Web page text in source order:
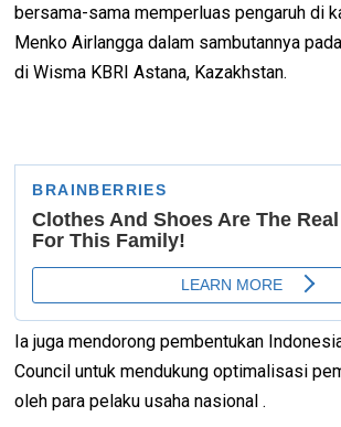
bersama-sama memperluas pengaruh di
Menko Airlangga dalam sambutannya
di Wisma KBRI Astana, Kazakhstan.
Ia juga mendorong pembentukan
Council untuk mendukung optimalisasi
oleh para pelaku usaha nasional .